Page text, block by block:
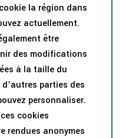
la région dans
actuellement.
être
des modifications
à la taille du
parties des
personnaliser.
cookies
rendues anonymes